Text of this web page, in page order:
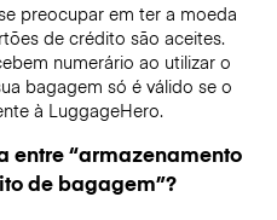
preocupar em ter a moeda
de crédito são aceites.
numerário ao utilizar o
bagagem só é válido se o
à LuggageHero.
entre “armazenamento
de bagagem”?